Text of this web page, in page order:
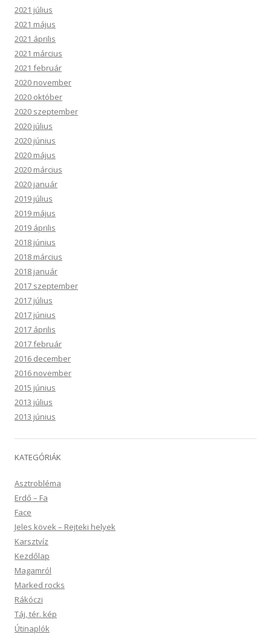
2021 július
2021 május
2021 április
2021 március
2021 február
2020 november
2020 október
2020 szeptember
2020 július
2020 június
2020 május
2020 március
2020 január
2019 július
2019 május
2019 április
2018 június
2018 március
2018 január
2017 szeptember
2017 július
2017 június
2017 április
2017 február
2016 december
2016 november
2015 június
2013 július
2013 június
KATEGÓRIÁK
Asztrobléma
Erdő – Fa
Face
Jeles kövek – Rejteki helyek
Karsztvíz
Kezdőlap
Magamról
Marked rocks
Rákóczi
Táj, tér. kép
Útinaplók